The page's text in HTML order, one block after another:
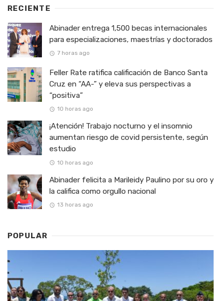
RECIENTE
Abinader entrega 1,500 becas internacionales
para especializaciones, maestrías y doctorados
7 horas ago
Feller Rate ratifica calificación de Banco Santa
Cruz en “AA-” y eleva sus perspectivas a
“positiva”
10 horas ago
¡Atención! Trabajo nocturno y el insomnio
aumentan riesgo de covid persistente, según
estudio
10 horas ago
Abinader felicita a Marileidy Paulino por su oro y
la califica como orgullo nacional
13 horas ago
POPULAR